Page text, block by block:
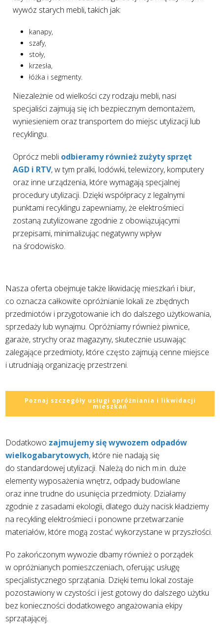
wywóz starych mebli, takich jak:
kanapy,
szafy,
stoły,
krzesła,
łóżka i segmenty.
Niezależnie od wielkości czy rodzaju mebli, nasi
specjaliści zajmują się ich bezpiecznym demontażem,
wyniesieniem oraz transportem do miejsc utylizacji lub
recyklingu.
Oprócz mebli odbieramy również zużyty sprzęt
AGD i RTV, w tym pralki, lodówki, telewizory, komputery
oraz inne urządzenia, które wymagają specjalnej
procedury utylizacji. Dzięki współpracy z legalnymi
punktami recyklingu zapewniamy, że elektrośmieci
zostaną zutylizowane zgodnie z obowiązującymi
przepisami, minimalizując negatywny wpływ
na środowisko.
Nasza oferta obejmuje także likwidację mieszkań i biur,
co oznacza całkowite opróżnianie lokali ze zbędnych
przedmiotów i przygotowanie ich do dalszego użytkowania,
sprzedaży lub wynajmu. Opróżniamy również piwnice,
garaże, strychy oraz magazyny, skutecznie usuwając
zalegające przedmioty, które często zajmują cenne miejsce
i utrudniają organizację przestrzeni.
Poznaj szczegóły usługi opróżniania i likwidacji
mieszkań
Dodatkowo zajmujemy się wywozem odpadów
wielkogabarytowych, które nie nadają się
do standardowej utylizacji. Należą do nich m.in. duże
elementy wyposażenia wnętrz, odpady budowlane
oraz inne trudne do usunięcia przedmioty. Działamy
zgodnie z zasadami ekologii, dlatego duży nacisk kładziemy
na recykling elektrośmieci i ponowne przetwarzanie
materiałów, które mogą zostać wykorzystane w przyszłości.
Po zakończonym wywozie dbamy również o porządek
w opróżnianych pomieszczeniach, oferując usługę
specjalistycznego sprzątania. Dzięki temu lokal zostaje
pozostawiony w czystości i jest gotowy do dalszego użytku
bez konieczności dodatkowego angażowania ekipy
sprzątającej.